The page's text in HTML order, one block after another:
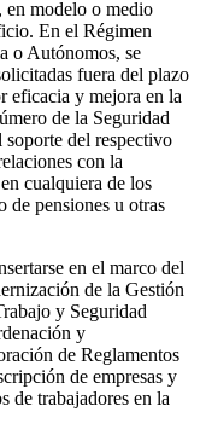
en modelo o medio
En el Régimen
o Autónomos, se
fuera del plazo
eficacia y mejora en la
de la Seguridad
soporte del respectivo
con la
cualquiera de los
de pensiones u otras
en el marco del
de la Gestión
y Seguridad
y
de Reglamentos
de empresas y
de trabajadores en la